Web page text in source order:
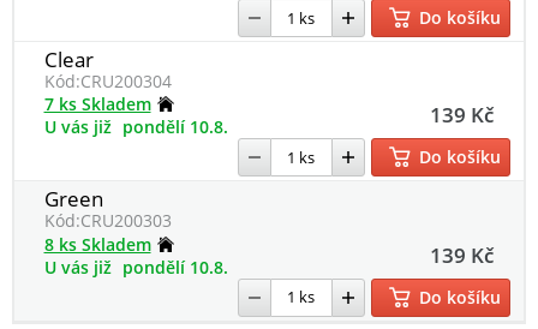
Do košíku
Clear
Kód:CRU200304
139 Kč
7 ks Skladem
U vás již pondělí 10.8.
Do košíku
Green
Kód:CRU200303
139 Kč
8 ks Skladem
U vás již pondělí 10.8.
Do košíku